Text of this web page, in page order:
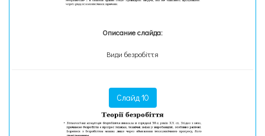
Описание слайда:
Види безробіття
Слайд 10